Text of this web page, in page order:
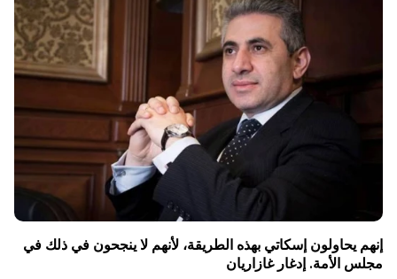
إنهم يحاولون إسكاتي بهذه الطريقة، لأنهم لا ينجحون في ذلك في
مجلس الأمة. إدغار غازاريان